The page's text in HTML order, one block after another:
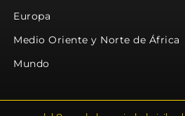
Europa
Medio Oriente y Norte de África
Mundo